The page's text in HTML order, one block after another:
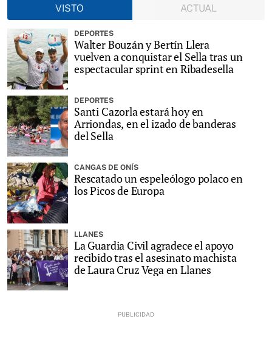
VISTO
ACTUAL
DEPORTES
Walter Bouzán y Bertín Llera
vuelven a conquistar el Sella tras un
espectacular sprint en Ribadesella
DEPORTES
Santi Cazorla estará hoy en
Arriondas, en el izado de banderas
del Sella
CANGAS DE ONÍS
Rescatado un espeleólogo polaco en
los Picos de Europa
LLANES
La Guardia Civil agradece el apoyo
recibido tras el asesinato machista
de Laura Cruz Vega en Llanes